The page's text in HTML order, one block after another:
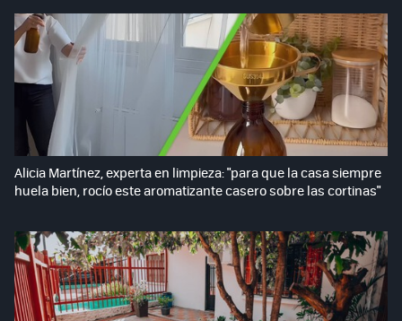
Alicia Martínez, experta en limpieza: "para que la casa siempre
huela bien, rocío este aromatizante casero sobre las cortinas"